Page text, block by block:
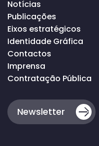
Notícias
Publicações
Eixos estratégicos
Identidade Gráfica
Contactos
Imprensa
Contratação Pública
Newsletter